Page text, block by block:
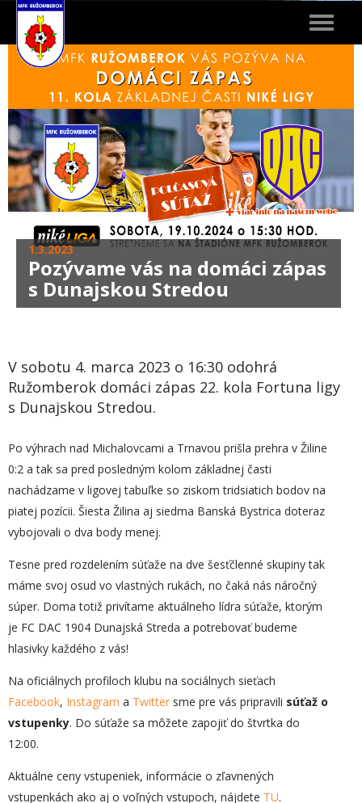
Toggle
1.3.2023
Pozývame vás na domáci zápas
s Dunajskou Stredou
V sobotu 4. marca 2023 o 16:30 odohrá
Ružomberok domáci zápas 22. kola Fortuna ligy
s Dunajskou Stredou.
Po výhrach nad Michalovcami a Trnavou prišla prehra v Žiline
0:2 a tak sa pred posledným kolom základnej časti
nachádzame v ligovej tabuľke so ziskom tridsiatich bodov na
piatej pozícii. Šiesta Žilina aj siedma Banská Bystrica doteraz
vybojovali o dva body menej.
Tesne pred rozdelením súťaže na dve šesťčlenné skupiny tak
máme svoj osud vo vlastných rukách, no čaká nás náročný
súper. Doma totiž privítame aktuálneho lídra súťaže, ktorým
je FC DAC 1904 Dunajská Streda a potrebovať budeme
hlasivky každého z vás!
Na oficiálnych profiloch klubu na sociálnych sieťach
Facebook, Instagram a Twitter sme pre vás pripravili súťaž o
vstupenky. Do súťaže sa môžete zapojiť do štvrtka do
12:00.
Aktuálne ceny vstupeniek, informácie o zľavnených
vstupenkách ako aj o voľných vstupoch, nájdete TU.